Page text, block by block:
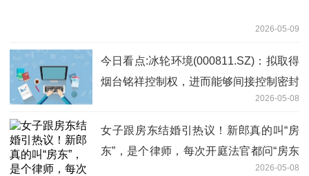
2026-05-09
今日看点:冰轮环境(000811.SZ)：拟取得
烟台铭祥控制权，进而能够间接控制密封
2026-05-08
女子跟房东结婚引热议！新郎真的叫“房
东”，是个律师，每次开庭法官都问“房东
来了没” ……网友：“房东”配“加薪”注定越
2026-05-08